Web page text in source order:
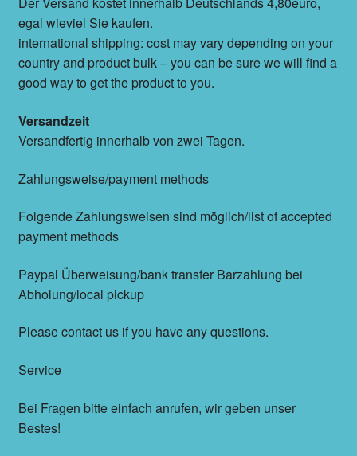
egal wieviel Sie kaufen.
international shipping: cost may vary depending on your
country and product bulk – you can be sure we will find a
good way to get the product to you.
Versandzeit
Versandfertig innerhalb von zwei Tagen.
Zahlungsweise/payment methods
Folgende Zahlungsweisen sind möglich/list of accepted
payment methods
Paypal Überweisung/bank transfer Barzahlung bei
Abholung/local pickup
Please contact us if you have any questions.
Service
Bei Fragen bitte einfach anrufen, wir geben unser
Bestes!